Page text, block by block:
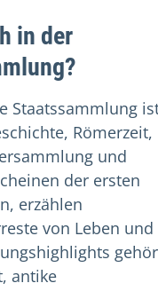
in der
Staatssammlung
Römerzeit,
und
der ersten
erzählen
von Leben und
antike